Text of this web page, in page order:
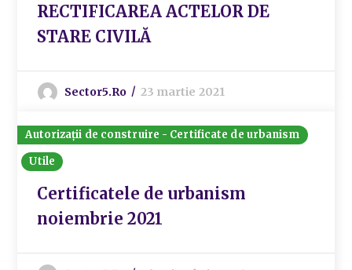
RECTIFICAREA ACTELOR DE
STARE CIVILĂ
Sector5.ro 23 martie 2021
Autorizații de construire - Certificate de urbanism
Utile
Certificatele de urbanism
noiembrie 2021